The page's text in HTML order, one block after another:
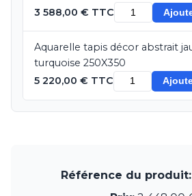
Robers
Secto Design
Sedap
Terzani
Tonone
3 588,00 € TTC
Aquarelle tapis décor abstrait
turquoise 250X350
5 220,00 € TTC
Référence du produit: